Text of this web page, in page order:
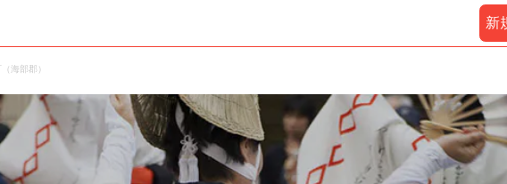
新
海部郡）